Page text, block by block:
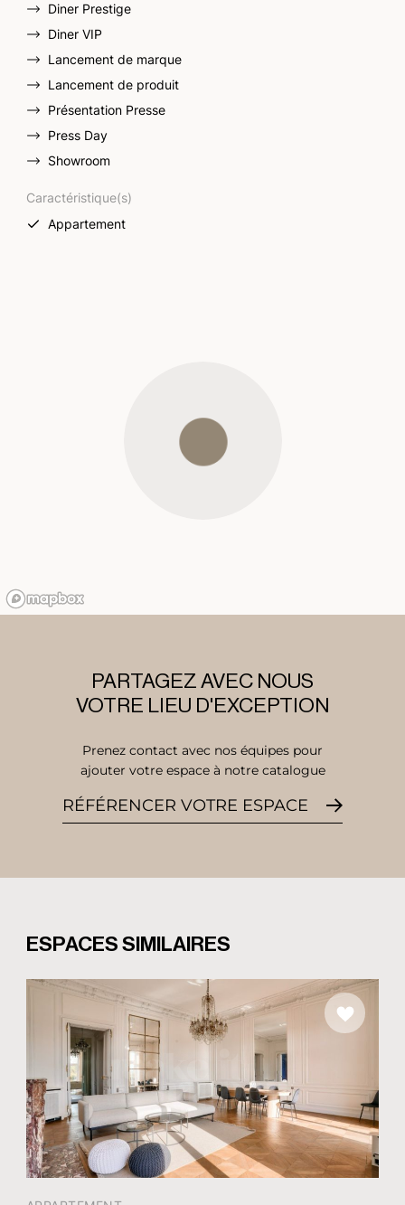
Diner Prestige
Diner VIP
Lancement de marque
Lancement de produit
Présentation Presse
Press Day
Showroom
Caractéristique(s)
Appartement
PARTAGEZ AVEC NOUS
VOTRE LIEU D'EXCEPTION
Prenez contact avec nos équipes pour
ajouter votre espace à notre catalogue
RÉFÉRENCER VOTRE ESPACE
ESPACES SIMILAIRES